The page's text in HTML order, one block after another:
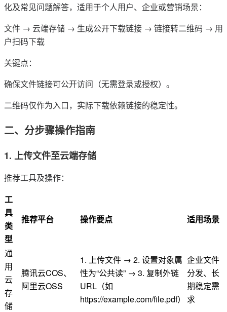
化及常见问题解答，适用于个人用户、企业或营销场景：
文件 → 云端存储 → 生成公开下载链接 → 链接转二维码 → 用
户扫码下载
关键点：
确保文件链接可公开访问（无需登录或授权）。
二维码仅作为入口，实际下载依赖链接的稳定性。
二、分步骤操作指南
1. 上传文件至云端存储
推荐工具及操作：
工
具
类
型
推荐平台 操作要点 适用场景
通
用
云
存
储
腾讯云COS、
阿里云OSS
1. 上传文件 → 2. 设置对象属
性为“公共读” → 3. 复制外链
URL（如
https://example.com/file.pdf）
企业文件
分发、长
期稳定需
求